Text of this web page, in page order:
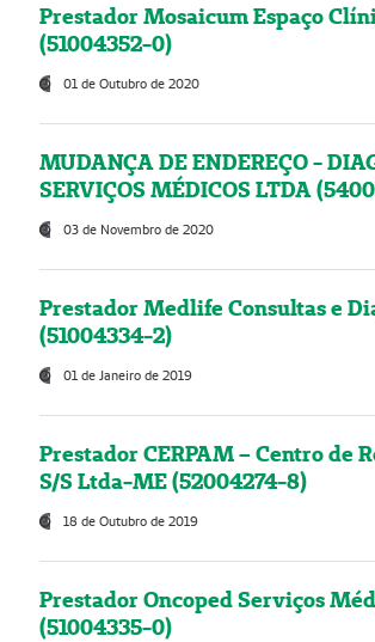
Prestador Mosaicum Espaço
(51004352-0)
01 de Outubro de 2020
MUDANÇA DE ENDEREÇO -
SERVIÇOS MÉDICOS LTDA
03 de Novembro de 2020
Prestador Medlife Consultas e
(51004334-2)
01 de Janeiro de 2019
Prestador CERPAM – Centro de
S/S Ltda-ME (52004274-8)
18 de Outubro de 2019
Prestador Oncoped Serviços
(51004335-0)